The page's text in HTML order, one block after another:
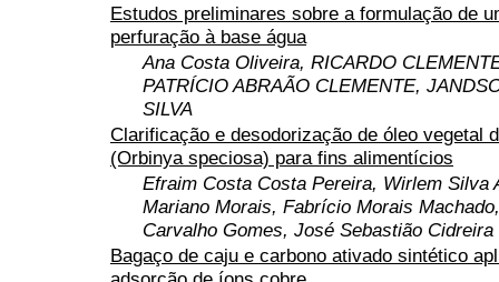
Estudos preliminares sobre a formulação de
perfuração à base água
Ana Costa Oliveira, RICARDO
PATRÍCIO ABRAÃO CLEMENTE,
SILVA
Clarificação e desodorização de óleo vegetal
(Orbinya speciosa) para fins alimentícios
Efraim Costa Costa Pereira, Wirlem Silva
Mariano Morais, Fabrício Morais
Carvalho Gomes, José Sebastião Cidreira
Bagaço de caju e carbono ativado sintético